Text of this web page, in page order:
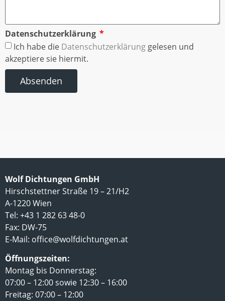
Datenschutzerklärung
Ich habe die Datenschutzerklärung gelesen und
akzeptiere sie hiermit.
Absenden
Wolf Dichtungen GmbH
Hirschstettner Straße 19 – 21/H2
A-1220 Wien
Tel: +43 1 282 63 48-0
Fax: DW-75
E-Mail: office@wolfdichtungen.at
Öffnungszeiten:
Montag bis Donnerstag:
07:00 – 12:00 sowie 12:30 – 16:00
Freitag: 07:00 – 12:00